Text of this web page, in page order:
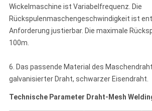
Wickelmaschine ist Variabelfrequenz. Die
Rückspulenmaschengeschwindigkeit ist
Anforderung justierbar. Die maximale
100m.
6. Das passende Material des
galvanisierter Draht, schwarzer Eisendraht.
Technische Parameter Draht-Mesh